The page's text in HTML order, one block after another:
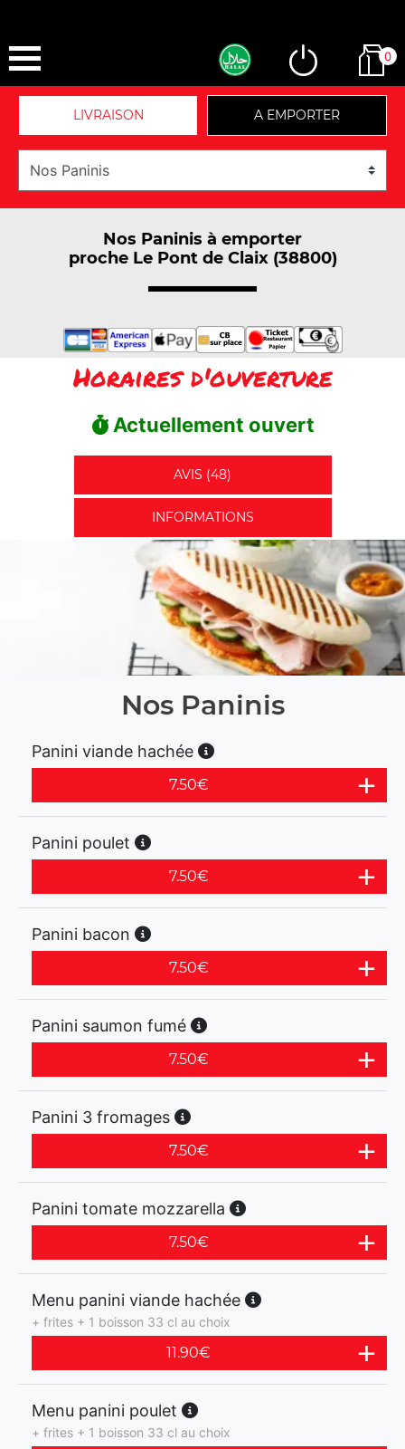
0
LIVRAISON A EMPORTER
Nos Paninis à emporter
proche Le Pont de Claix (38800)
Horaires d'ouverture
Actuellement ouvert
AVIS (48)
INFORMATIONS
Nos Paninis
Panini viande hachée
7.50€
Panini poulet
7.50€
Panini bacon
7.50€
Panini saumon fumé
7.50€
Panini 3 fromages
7.50€
Panini tomate mozzarella
7.50€
Menu panini viande hachée
+ frites + 1 boisson 33 cl au choix
11.90€
Menu panini poulet
+ frites + 1 boisson 33 cl au choix